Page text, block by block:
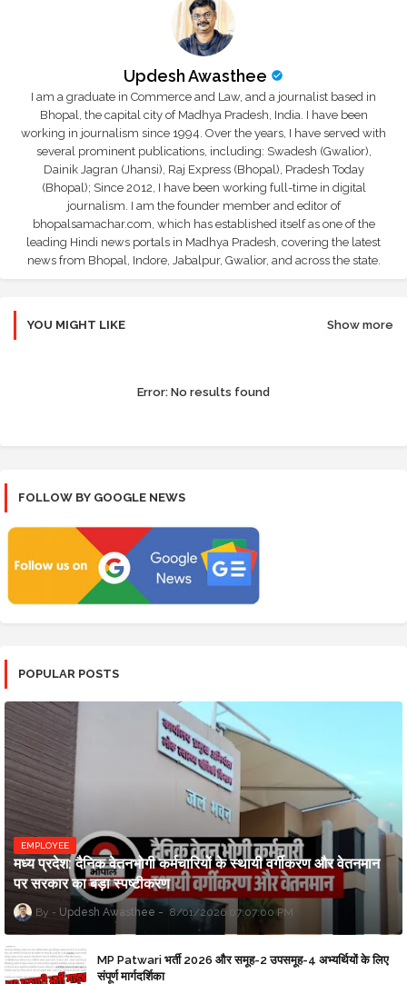
Updesh Awasthee
I am a graduate in Commerce and Law, and a journalist based in
Bhopal, the capital city of Madhya Pradesh, India. I have been
working in journalism since 1994. Over the years, I have served with
several prominent publications, including: Swadesh (Gwalior),
Dainik Jagran (Jhansi), Raj Express (Bhopal), Pradesh Today
(Bhopal); Since 2012, I have been working full-time in digital
journalism. I am the founder member and editor of
bhopalsamachar.com, which has established itself as one of the
leading Hindi news portals in Madhya Pradesh, covering the latest
news from Bhopal, Indore, Jabalpur, Gwalior, and across the state.
YOU MIGHT LIKE Show more
Error: No results found
FOLLOW BY GOOGLE NEWS
POPULAR POSTS
EMPLOYEE
मध्य प्रदेश: दैनिक वेतनभोगी कर्मचारियों के स्थायी वर्गीकरण और वेतनमान
पर सरकार का बड़ा स्पष्टीकरण
Updesh Awasthee 8/01/2026 07:07:00 PM
MP Patwari भर्ती 2026 और समूह-2 उपसमूह-4 अभ्यर्थियों के लिए
संपूर्ण मार्गदर्शिका